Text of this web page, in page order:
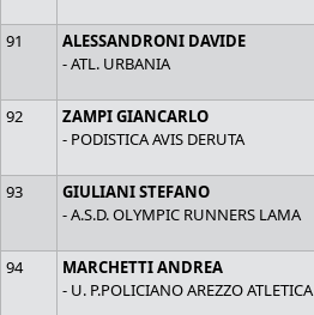
91
ALESSANDRONI DAVIDE
- ATL. URBANIA
92
ZAMPI GIANCARLO
- PODISTICA AVIS DERUTA
93
GIULIANI STEFANO
- A.S.D. OLYMPIC RUNNERS LAMA
94
MARCHETTI ANDREA
- U. P.POLICIANO AREZZO ATLETICA